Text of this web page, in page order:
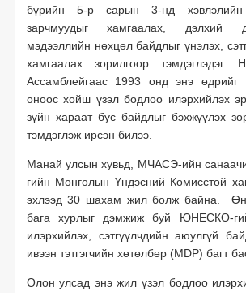
бүрийн 5-р сарын 3-нд
зарчмуудыг хамгаалах, дэлхий
мэдээллийн нөхцөл байдлыг үнэлэх,
хамгаалах зорилгоор тэмдэглэдэг.
Ассамблейгаас 1993 онд энэ өдрийг
оноос хойш үзэл бодлоо илэрхийлэх
зүйн хараат бус байдлыг бэхжүүлэх
тэмдэглэж ирсэн билээ.
Манай улсын хувьд, МЧАСЭ-ийн
гийн Монголын Үндэсний Комисстой
эхлээд 30 шахам жил болж байна.
бага хурлыг дэмжиж буй ЮНЕСКО-
илэрхийлэх, сэтгүүлчдийн аюулгүй
ивээн тэтгэгчийн хөтөлбөр (MDP) багт
Олон улсад энэ жил үзэл бодлоо